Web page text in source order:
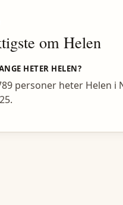
om Helen
HETER HELEN?
personer heter Helen i